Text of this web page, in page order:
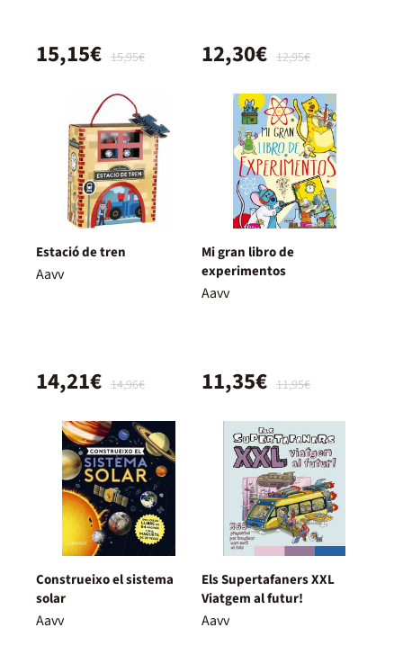
15,95€
15,15€ 12,95€
12,30€
Estació de tren
Aavv
14,96€
14,21€
Mi gran libro de
experimentos
Aavv
11,95€
11,35€
Construeixo el sistema
solar
Aavv
Els Supertafaners XXL
Viatgem al futur!
Aavv